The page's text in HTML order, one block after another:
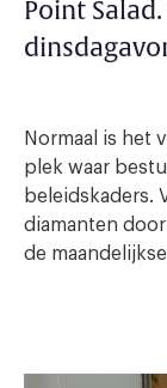
Point
Normaal is het
plek waar
beleidskaders.
diamanten
de